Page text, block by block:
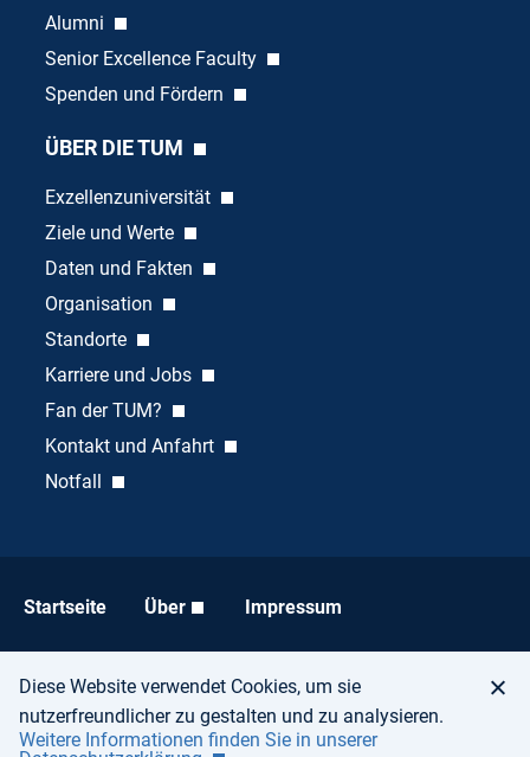
Diese Website verwendet Cookies, um sie
nutzerfreundlicher zu gestalten und zu analysieren.
Weitere Informationen finden Sie in unserer
Alumni
Senior Excellence Faculty
Spenden und Fördern
ÜBER DIE TUM
Exzellenzuniversität
Ziele und Werte
Daten und Fakten
Organisation
Standorte
Karriere und Jobs
Fan der TUM?
Kontakt und Anfahrt
Notfall
Startseite Über Impressum